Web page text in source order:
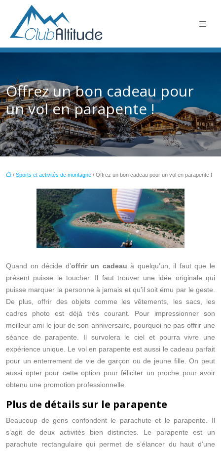
Offrez un bon cadeau pour
un vol en parapente !
/ Sports et activités de montagne / Offrez un bon cadeau pour un vol en parapente !
Quand on décide d’offrir un cadeauà quelqu’un, il faut que le
présent puisse le toucher. Il faut trouver une idée originale qui
puisse marquer la personne à jamais et qu’il soit ému par le geste.
De plus, offrir des objets comme les vêtements, les sacs, les
cadres photo est déjà très courant. Pour impressionner son
meilleur ami le jour de son anniversaire, pourquoi ne pas offrir une
séance de parapente. Il survolera le ciel et pourra vivre une
expérience unique. Le vol en parapente est aussi le cadeau parfait
pour un enterrement de vie de garçon ou de jeune fille. On peut
aussi opter pour cette option pour féliciter un proche pour avoir
obtenu une promotion professionnelle.
Plus de détails sur le parapente
Beaucoup de gens confondent le parachute et le parapente. Il
s’agit de deux activités bien distinctes. Le parapente est un
parachute rectangulaire qui permet de s’élancer du haut d’une